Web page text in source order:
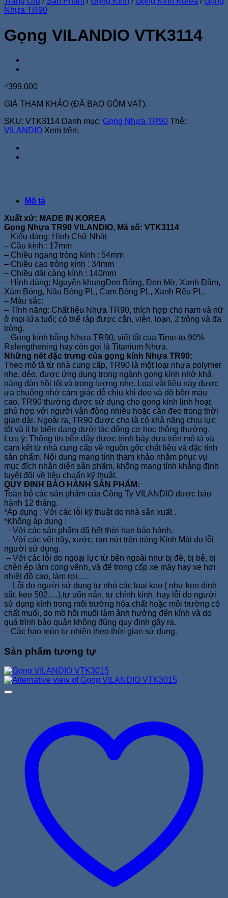
Nhựa TR90
Gọng VILANDIO VTK3114
₫399.000
GIÁ THAM KHẢO (ĐÃ BAO GỒM VAT).
SKU: VTK3114 Danh mục: Gọng Nhựa TR90 Thẻ:
VILANDIO Xem trên:
Mô tả
Xuất xứ: MADE IN KOREA
Gọng Nhựa TR90 VILANDIO, Mã số: VTK3114
– Kiểu dáng: Hình Chữ Nhật
– Cầu kính : 17mm
– Chiều ngang tròng kính : 54mm
– Chiều cao tròng kính : 34mm
– Chiều dài càng kính : 140mm
– Hình dáng: Nguyên khungĐen Bóng, Đen Mờ, Xanh Đậm,
Xám Bóng, Nâu Bóng PL, Cam Bóng PL, Xanh Rêu PL.
– Màu sắc:
– Tính năng: Chất liệu Nhựa TR90, thích hợp cho nam và nữ
ở mọi lứa tuổi; có thể ráp được cận, viễn, loạn, 2 tròng và đa
tròng.
– Gọng kính bằng Nhựa TR90, viết tắt của Time-to-90%
Relengthening hay còn gọi là Titanium Nhựa.
Những nét đặc trưng của gọng kính Nhựa TR90:
Theo mô tả từ nhà cung cấp, TR90 là một loại nhựa polymer
nhẹ, dẻo, được ứng dụng trong ngành gọng kính nhờ khả
năng đàn hồi tốt và trọng lượng nhẹ. Loại vật liệu này được
ưa chuộng nhờ cảm giác dễ chịu khi đeo và độ bền màu
cao. TR90 thường được sử dụng cho gọng kính linh hoạt,
phù hợp với người vận động nhiều hoặc cần đeo trong thời
gian dài. Ngoài ra, TR90 được cho là có khả năng chịu lực
tốt và ít bị biến dạng dưới tác động cơ học thông thường.
Lưu ý: Thông tin trên đây được trình bày dựa trên mô tả và
cam kết từ nhà cung cấp về nguồn gốc chất liệu và đặc tính
sản phẩm. Nội dung mang tính tham khảo nhằm phục vụ
mục đích nhận diện sản phẩm, không mang tính khẳng định
tuyệt đối về tiêu chuẩn kỹ thuật.
QUY ĐỊNH BẢO HÀNH SẢN PHẨM:
Toàn bộ các sản phẩm của Công Ty VILANDIO được bảo
hành 12 tháng.
*Áp dụng : Với các lỗi kỹ thuật do nhà sản xuất .
*Không áp dụng :
– Với các sản phẩm đã hết thời hạn bảo hành.
– Với các vết trầy, xước, rạn nứt trên tròng Kính Mát do lỗi
người sử dụng.
– Với các lỗi do ngoại lực từ bên ngoài như bị đè, bị bẻ, bị
chèn ép làm cong vênh, và để trong cốp xe máy hay xe hơi
nhiệt độ cao, làm rơi,…
– Lỗi do người sử dụng tự nhỏ các loại keo ( như keo dính
sắt, keo 502,…),tự uốn nắn, tự chỉnh kính, hay lỗi do người
sử dụng kính trong môi trường hóa chất hoặc môi trường có
chất muối, do mồ hôi muối làm ảnh hưởng đến kính và do
quá trình bảo quản không đúng quy định gây ra.
– Các hao mòn tự nhiên theo thời gian sử dụng.
Sản phẩm tương tự